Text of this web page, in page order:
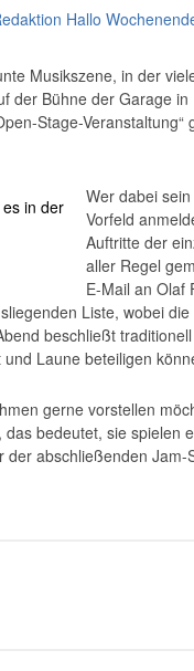
Hallo
Musikszene, in der
der Bühne der Garage
Stage-
in der
Wer dabei
Vorfeld
Auftritte der
aller Regel
E-Mail an Olaf
Liste, wobei
beschließt
Laune beteiligen
gerne vorstellen
bedeutet, sie spielen
abschließenden Jam-